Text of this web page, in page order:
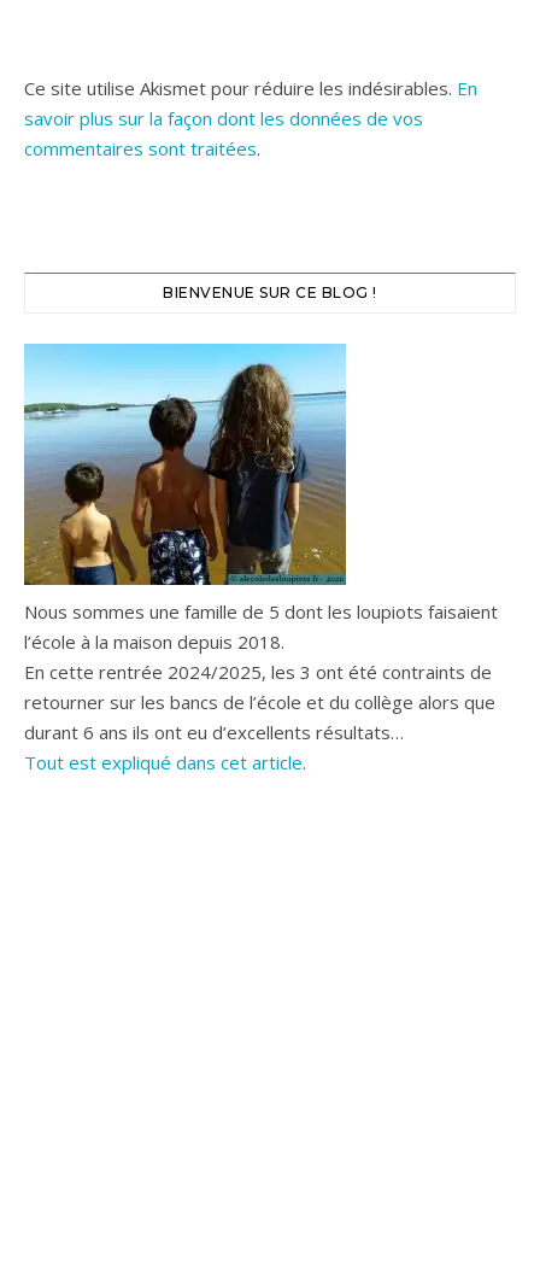
Ce site utilise Akismet pour réduire les indésirables. En
savoir plus sur la façon dont les données de vos
commentaires sont traitées.
BIENVENUE SUR CE BLOG !
Nous sommes une famille de 5 dont les loupiots faisaient
l’école à la maison depuis 2018.
En cette rentrée 2024/2025, les 3 ont été contraints de
retourner sur les bancs de l’école et du collège alors que
durant 6 ans ils ont eu d’excellents résultats…
Tout est expliqué dans cet article.